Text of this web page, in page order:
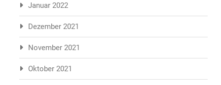
Januar 2022
Dezember 2021
November 2021
Oktober 2021